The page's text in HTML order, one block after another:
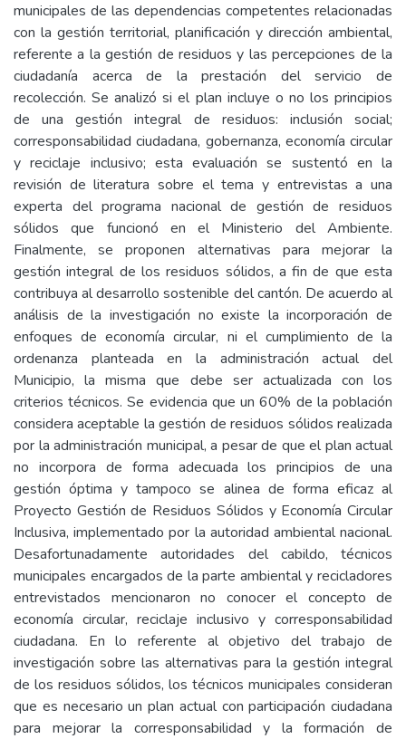
municipales de las dependencias competentes relacionadas
con la gestión territorial, planificación y dirección ambiental,
referente a la gestión de residuos y las percepciones de la
ciudadanía acerca de la prestación del servicio de
recolección. Se analizó si el plan incluye o no los principios
de una gestión integral de residuos: inclusión social;
corresponsabilidad ciudadana, gobernanza, economía circular
y reciclaje inclusivo; esta evaluación se sustentó en la
revisión de literatura sobre el tema y entrevistas a una
experta del programa nacional de gestión de residuos
sólidos que funcionó en el Ministerio del Ambiente.
Finalmente, se proponen alternativas para mejorar la
gestión integral de los residuos sólidos, a fin de que esta
contribuya al desarrollo sostenible del cantón. De acuerdo al
análisis de la investigación no existe la incorporación de
enfoques de economía circular, ni el cumplimiento de la
ordenanza planteada en la administración actual del
Municipio, la misma que debe ser actualizada con los
criterios técnicos. Se evidencia que un 60% de la población
considera aceptable la gestión de residuos sólidos realizada
por la administración municipal, a pesar de que el plan actual
no incorpora de forma adecuada los principios de una
gestión óptima y tampoco se alinea de forma eficaz al
Proyecto Gestión de Residuos Sólidos y Economía Circular
Inclusiva, implementado por la autoridad ambiental nacional.
Desafortunadamente autoridades del cabildo, técnicos
municipales encargados de la parte ambiental y recicladores
entrevistados mencionaron no conocer el concepto de
economía circular, reciclaje inclusivo y corresponsabilidad
ciudadana. En lo referente al objetivo del trabajo de
investigación sobre las alternativas para la gestión integral
de los residuos sólidos, los técnicos municipales consideran
que es necesario un plan actual con participación ciudadana
para mejorar la corresponsabilidad y la formación de